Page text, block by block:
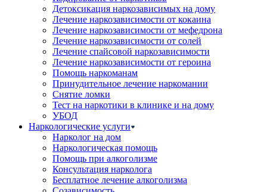
Детоксикация наркозависимых на дому
Лечение наркозависимости от кокаина
Лечение наркозависимости от мефедрона
Лечение наркозависимости от солей
Лечение спайсовой наркозависимости
Лечение наркозависимости от героина
Помощь наркоманам
Принудительное лечение наркомании
Снятие ломки
Тест на наркотики в клинике и на дому
УБОД
Наркологические услуги
Нарколог на дом
Наркологическая помощь
Помощь при алкоголизме
Консультация нарколога
Бесплатное лечение алкоголизма